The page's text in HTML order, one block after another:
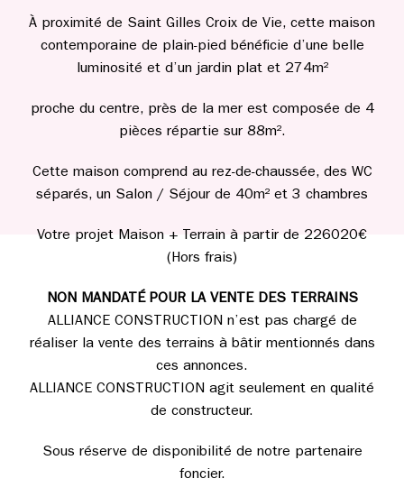
À proximité de Saint Gilles Croix de Vie, cette maison
contemporaine de plain-pied bénéficie d’une belle
luminosité et d’un jardin plat et 274m²
proche du centre, près de la mer est composée de 4
pièces répartie sur 88m².
Cette maison comprend au rez-de-chaussée, des WC
séparés, un Salon / Séjour de 40m² et 3 chambres
Votre projet Maison + Terrain à partir de 226020€
(Hors frais)
NON MANDATÉ POUR LA VENTE DES TERRAINS
ALLIANCE CONSTRUCTION n’est pas chargé de
réaliser la vente des terrains à bâtir mentionnés dans
ces annonces.
ALLIANCE CONSTRUCTION agit seulement en qualité
de constructeur.
Sous réserve de disponibilité de notre partenaire
foncier.